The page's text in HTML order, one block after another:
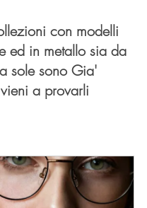
con modelli
ed in metallo sia da
sole sono Gia'
a provarli